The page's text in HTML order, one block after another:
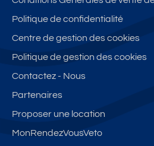
Politique de confidentialité
Centre de gestion des cookies
Politique de gestion des cookies
Contactez - Nous
Partenaires
Proposer une location
MonRendezVousVeto